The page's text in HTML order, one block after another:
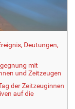
Deutungen,
mit
und Zeitzeugen
der Zeitzeuginnen
auf die